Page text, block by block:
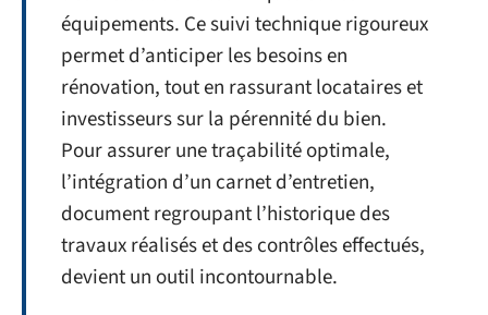
équipements. Ce suivi technique rigoureux
permet d’anticiper les besoins en
rénovation, tout en rassurant locataires et
investisseurs sur la pérennité du bien.
Pour assurer une traçabilité optimale,
l’intégration d’un carnet d’entretien,
document regroupant l’historique des
travaux réalisés et des contrôles effectués,
devient un outil incontournable.